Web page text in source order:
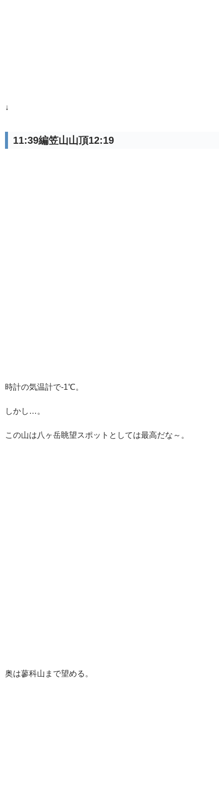
↓
11:39編笠山山頂12:19
時計の気温計で-1℃。
しかし…。
この山は八ヶ岳眺望スポットとしては最高だな～。
奥は蓼科山まで望める。